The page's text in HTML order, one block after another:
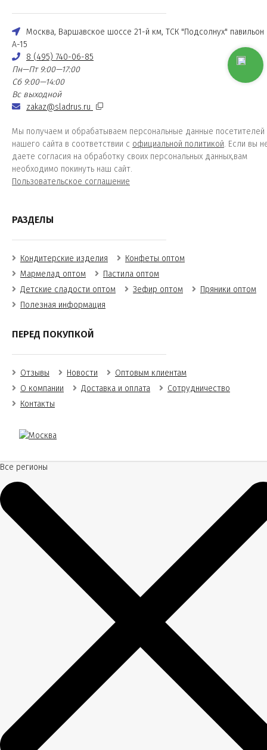
Москва, Варшавское шоссе 21-й км, ТСК "Подсолнух" павильон
А-15
8 (495) 740-06-85
Пн—Пт 9:00—17:00
Сб 9:00—14:00
Вс выходной
zakaz@sladrus.ru
Мы получаем и обрабатываем персональные данные посетителей
нашего сайта в соответствии с официальной политикой. Если вы
даете согласия на обработку своих персональных данных,вам
необходимо покинуть наш сайт.
Пользовательское соглашение
РАЗДЕЛЫ
Кондитерские изделия
Конфеты оптом
Мармелад оптом
Пастила оптом
Детские сладости оптом
Зефир оптом
Пряники оптом
Полезная информация
ПЕРЕД ПОКУПКОЙ
Отзывы Новости
Оптовым клиентам
О компании
Доставка и оплата
Сотрудничество
Контакты
Все регионы